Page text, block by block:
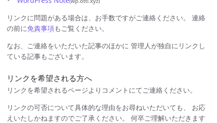
リンクに問題がある場合は、お手数ですがご連絡ください。 連絡
の前に免責事項もご覧ください。
なお、ご連絡をいただいた記事のほかに 管理人が独自にリンクし
ている記事もございます。
リンクを希望される方へ
リンクを希望されるページよりコメントにてご連絡ください。
リンクの可否について具体的な理由をお尋ねいただいても、 お応
えいたしかねますのでご了承ください。 何卒ご理解いただきます